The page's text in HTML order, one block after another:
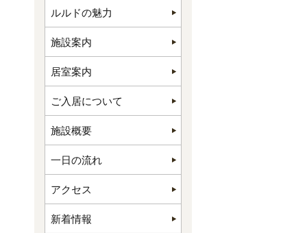
ルルドの魅力
施設案内
居室案内
ご入居について
施設概要
一日の流れ
アクセス
新着情報